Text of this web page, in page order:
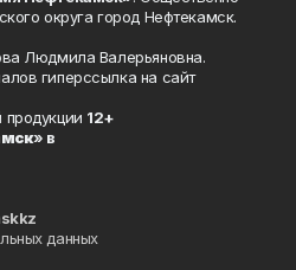
округа город Нефтекамск.
Людмила Валерьяновна.
гиперссылка на сайт
12+
» в
данных